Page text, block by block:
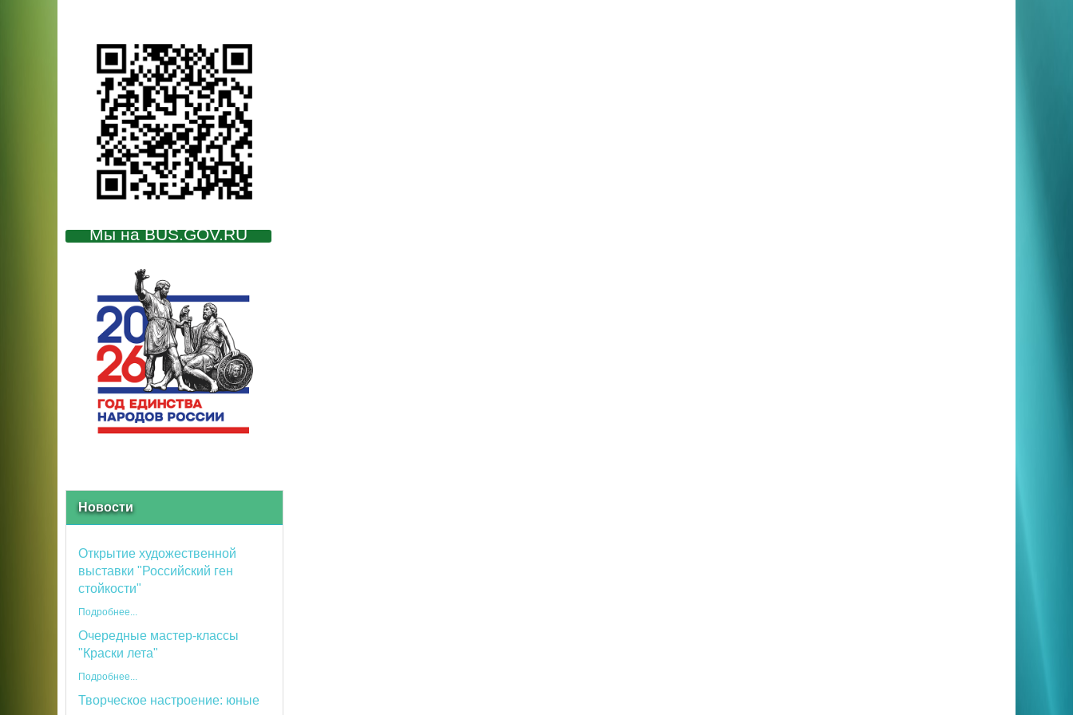
Мы на BUS.GOV.RU
Новости
Открытие художественной
выставки "Российский ген
стойкости"
Подробнее...
Очередные мастер-классы
"Краски лета"
Подробнее...
Творческое настроение: юные